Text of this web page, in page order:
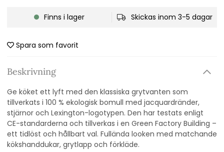
Finns i lager Skickas inom 3-5 dagar
Spara som favorit
Beskrivning
Ge köket ett lyft med den klassiska grytvanten som
tillverkats i 100 % ekologisk bomull med jacquardränder,
stjärnor och Lexington-logotypen. Den har testats enligt
CE-standarderna och tillverkas i en Green Factory Building –
ett tidlöst och hållbart val. Fullända looken med matchande
kökshanddukar, grytlapp och förkläde.